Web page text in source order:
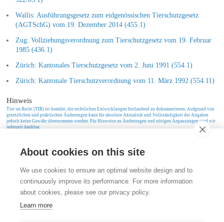
Wallis: Ausführungsgesetz zum eidgenössischen Tierschutzgesetz
(AGTSchG) vom 19. Dezember 2014 (455.1)
Zug: Vollziehungsverordnung zum Tierschutzgesetz vom 19. Februar
1985 (436.1)
Zürich: Kantonales Tierschutzgesetz vom 2. Juni 1991 (554.1)
Zürich: Kantonale Tierschutzverordnung vom 11. März 1992 (554.11)
Hinweis
Tier im Recht (TIR) ist bemüht, die rechtlichen Entwicklungen fortlaufend zu dokumentieren. Aufgrund von
gesetzlichen und praktischen Änderungen kann für absolute Aktualität und Vollständigkeit der Angaben
jedoch keine Gewähr übernommen werden. Für Hinweise zu Änderungen und nötigen Anpassungen sind wir
jederzeit dankbar.
Stiftung für das Tier im Recht (TIR)
Rigistrasse 9
CH - 8006 Zürich
info@tierimrecht.org
About cookies on this site
We use cookies to ensure an optimal website design and to
continuously improve its performance. For more information
about cookies, please see our privacy policy.
Learn more